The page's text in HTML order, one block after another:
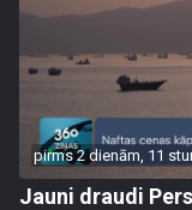
pirms 2 dienām, 11
Jauni draudi